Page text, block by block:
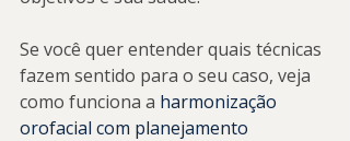
Se você quer entender quais técnicas
fazem sentido para o seu caso, veja
como funciona a harmonização
orofacial com planejamento